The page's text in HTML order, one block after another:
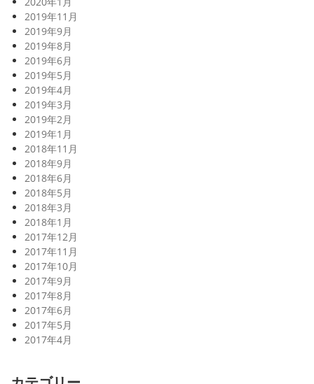
2019年11月
2019年9月
2019年8月
2019年6月
2019年5月
2019年4月
2019年3月
2019年2月
2019年1月
2018年11月
2018年9月
2018年6月
2018年5月
2018年3月
2018年1月
2017年12月
2017年11月
2017年10月
2017年9月
2017年8月
2017年6月
2017年5月
2017年4月